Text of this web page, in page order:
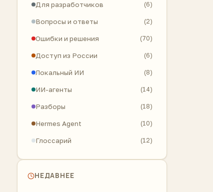
Для разработчиков (6)
Вопросы и ответы (2)
Ошибки и решения (70)
Доступ из России (6)
Локальный ИИ (8)
ИИ-агенты (14)
Разборы (18)
Hermes Agent (10)
Глоссарий (12)
НЕДАВНЕЕ